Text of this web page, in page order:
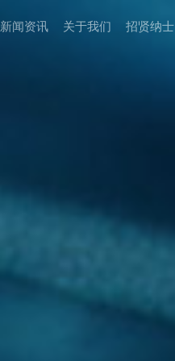
新闻资讯 关于我们 招贤纳⼠